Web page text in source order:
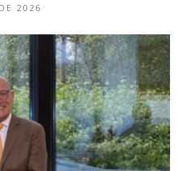
2026